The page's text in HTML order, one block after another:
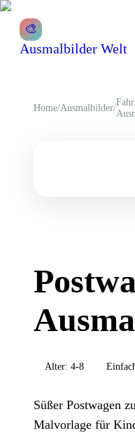
🎨
Ausmalbilder Welt
Home/Ausmalbilder/
Alter: 4-8
Süßer Postwagen
Malvorlage für